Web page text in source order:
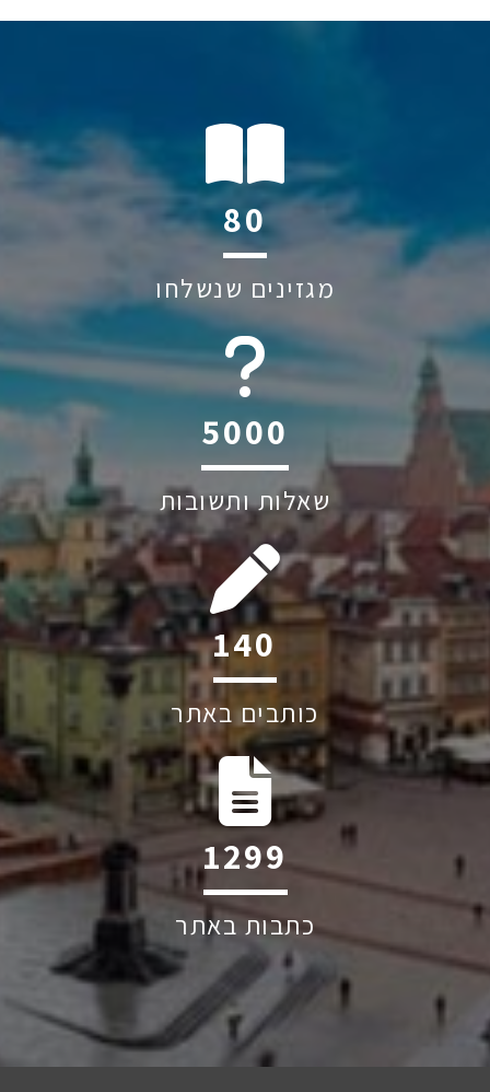
114
מגזינים שנשלחו
6045
שאלות ותשובות
199
כותבים באתר
1852
כתבות באתר